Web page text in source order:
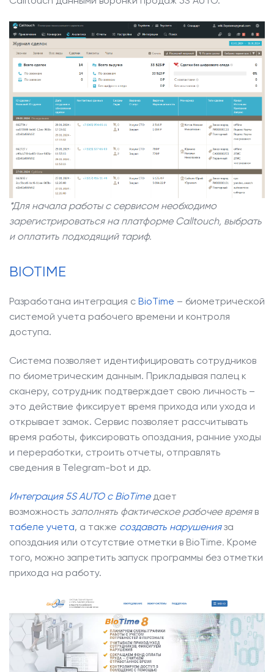
*Для начала работы с сервисом необходимо
зарегистрироваться на платформе Calltouch, выбрать
и оплатить подходящий тариф.
BIOTIME
Разработана интеграция с BioTime – биометрической
системой учета рабочего времени и контроля
доступа.
Система позволяет идентифицировать сотрудников
по биометрическим данным. Прикладывая палец к
сканеру, сотрудник подтверждает свою личность –
это действие фиксирует время прихода или ухода и
открывает замок. Сервис позволяет рассчитывать
время работы, фиксировать опоздания, ранние уходы
и переработки, строить отчеты, отправлять
сведения в Telegram-bot и др.
Интеграция 5S AUTO с BioTimeдает
возможность заполнять фактическое рабочее времяв
табеле учета, а также создавать нарушенияза
опоздания или отсутствие отметки в BioTime. Кроме
того, можно запретить запуск программы без отметки
прихода на работу.